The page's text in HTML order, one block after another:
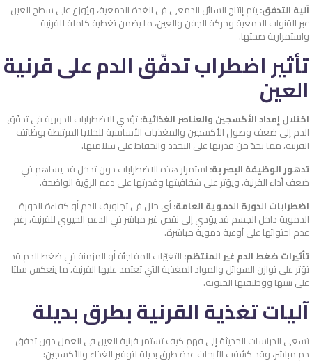
آلية التدفق:يتم إنتاج السائل الدمعي في الغدة الدمعية، ويُوزع على سطح العين
عبر القنوات الدمعية وحركة الجفن والعين، ما يضمن تغطية كاملة للقرنية
واستمرارية صحتها.
تأثير اضطراب تدفّق الدم على قرنية
العين
اختلال إمداد الأكسجين والعناصر الغذائية:تؤدي الاضطرابات الدورية في تدفّق
الدم إلى ضعف وصول الأكسجين والمغذيات الأساسية للخلايا المرتبطة بوظائف
القرنية، مما يحدّ من قدرتها على التجدد والحفاظ على سلامتها.
تدهور الوظيفة البصرية: استمرار هذه الاضطرابات دون تدخل قد يساهم في
ضعف أداء القرنية، ويؤثر على شفافيتها وقدرتها على دعم الرؤية الواضحة.
اضطرابات الدورة الدموية العامة:أي خلل في تجاويف الدم أو كفاءة الدورة
الدموية داخل الجسم قد يؤدي إلى نقص غير مباشر في الدعم الحيوي للقرنية، رغم
عدم احتوائها على أوعية دموية مباشرة.
تأثيرات ضغط الدم غير المنتظم: التغيّرات المفاجئة أو المزمنة في ضغط الدم قد
تؤثر على توازن السوائل والمواد المغذية التي تعتمد عليها القرنية، ما ينعكس سلبًا
على بنيتها ووظيفتها الحيوية.
آليات تغذية القرنية بطرق بديلة
تسعى الدراسات الحديثة إلى فهم كيف تستمر قرنية العين في العمل دون تدفق
دم مباشر، وقد كشفت الأبحاث عدة طرق بديلة لتوفير الغذاء والأكسجين: